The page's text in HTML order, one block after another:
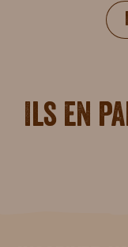
Ils en